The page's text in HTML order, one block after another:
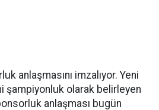
anlaşmasını imzalıyor. Yeni
şampiyonluk olarak belirleyen
anlaşması bugün